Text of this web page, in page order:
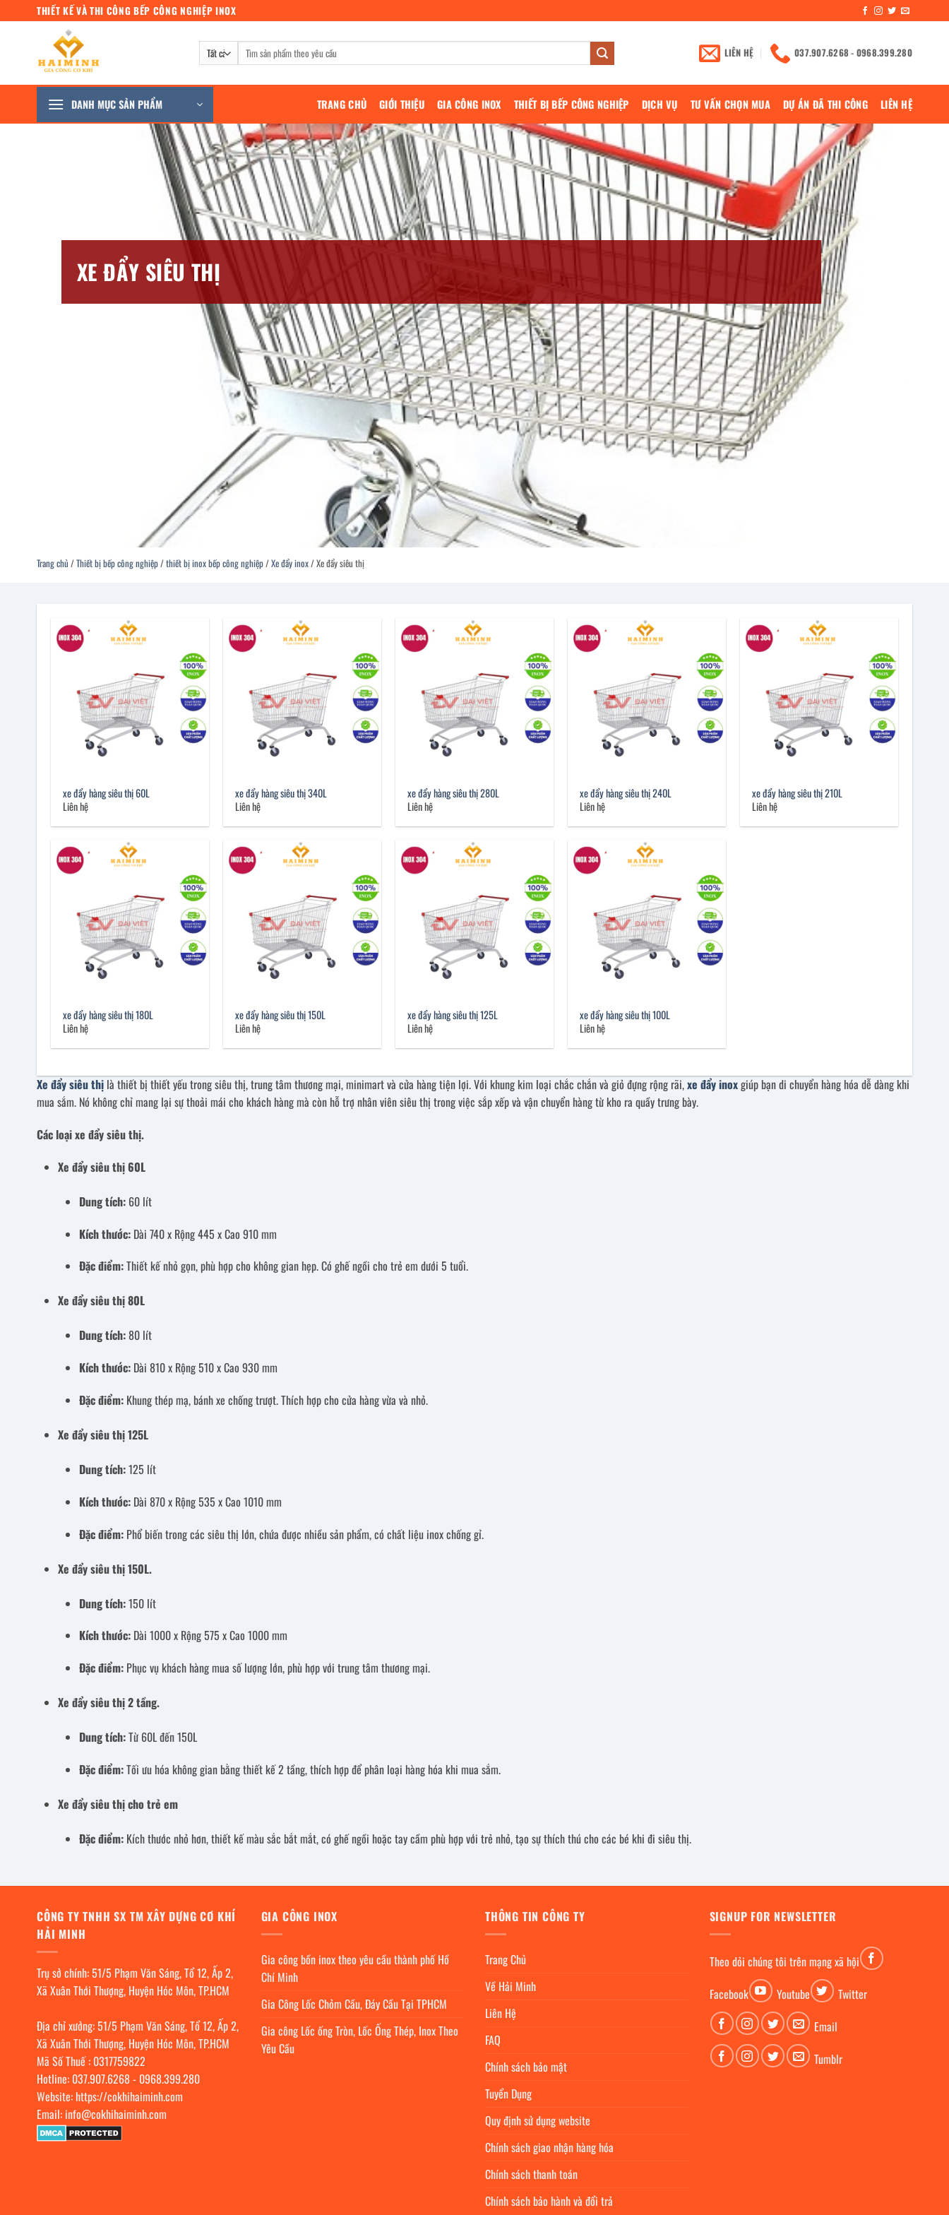
qua
THIẾT KẾ VÀ THI CÔNG BẾP CÔNG NGHIỆP INOX
Tìm
kiếm:
LIÊN HỆ 037.907.6268 - 0968.399.280
DANH MỤC SẢN PHẨM TRANG CHỦ GIỚI THIỆU GIA CÔNG INOX THIẾT BỊ BẾP CÔNG NGHIỆP DỊCH VỤ TƯ VẤN CHỌN MUA DỰ ÁN ĐÃ THI CÔNG LIÊN HỆ
XE ĐẨY SIÊU THỊ
Trang chủ /Thiết bị bếp công nghiệp/thiết bị inox bếp công nghiệp/Xe đẩy inox/Xe đẩy siêu thị
xe đẩy hàng siêu thị 60L
Liên hệ
xe đẩy hàng siêu thị 340L
Liên hệ
xe đẩy hàng siêu thị 280L
Liên hệ
xe đẩy hàng siêu thị 240L
Liên hệ
xe đẩy hàng siêu thị 210L
Liên hệ
xe đẩy hàng siêu thị 180L
Liên hệ
xe đẩy hàng siêu thị 150L
Liên hệ
xe đẩy hàng siêu thị 125L
Liên hệ
xe đẩy hàng siêu thị 100L
Liên hệ
Xe đẩy siêu thị là thiết bị thiết yếu trong siêu thị, trung tâm thương mại, minimart và cửa hàng tiện lợi. Với khung kim loại chắc chắn và giỏ đựng rộng rãi,xe đẩy inoxgiúp bạn di chuyển hàng hóa dễ dàng khi
mua sắm. Nó không chỉ mang lại sự thoải mái cho khách hàng mà còn hỗ trợ nhân viên siêu thị trong việc sắp xếp và vận chuyển hàng từ kho ra quầy trưng bày.
Các loại xe đẩy siêu thị.
Xe đẩy siêu thị 60L
Dung tích: 60 lít
Kích thước: Dài 740 x Rộng 445 x Cao 910 mm
Đặc điểm:Thiết kế nhỏ gọn, phù hợp cho không gian hẹp. Có ghế ngồi cho trẻ em dưới 5 tuổi.
Xe đẩy siêu thị 80L
Dung tích:80 lít
Kích thước: Dài 810 x Rộng 510 x Cao 930 mm
Đặc điểm: Khung thép mạ, bánh xe chống trượt. Thích hợp cho cửa hàng vừa và nhỏ.
Xe đẩy siêu thị 125L
Dung tích:125 lít
Kích thước: Dài 870 x Rộng 535 x Cao 1010 mm
Đặc điểm: Phổ biến trong các siêu thị lớn, chứa được nhiều sản phẩm, có chất liệu inox chống gỉ.
Xe đẩy siêu thị 150L.
Dung tích:150 lít
Kích thước: Dài 1000 x Rộng 575 x Cao 1000 mm
Đặc điểm: Phục vụ khách hàng mua số lượng lớn, phù hợp với trung tâm thương mại.
Xe đẩy siêu thị 2 tầng.
Dung tích:Từ 60L đến 150L
Đặc điểm:Tối ưu hóa không gian bằng thiết kế 2 tầng, thích hợp để phân loại hàng hóa khi mua sắm.
Xe đẩy siêu thị cho trẻ em
Đặc điểm: Kích thước nhỏ hơn, thiết kế màu sắc bắt mắt, có ghế ngồi hoặc tay cầm phù hợp với trẻ nhỏ, tạo sự thích thú cho các bé khi đi siêu thị.
CÔNG TY TNHH SX TM XÂY DỰNG CƠ KHÍ
HẢI MINH
Trụ sở chính: 51/5 Phạm Văn Sáng, Tổ 12, Ấp 2,
Xã Xuân Thới Thượng, Huyện Hóc Môn, TP.HCM
Địa chỉ xưởng: 51/5 Phạm Văn Sáng, Tổ 12, Ấp 2,
Xã Xuân Thới Thượng, Huyện Hóc Môn, TP.HCM
Mã Số Thuế : 0317759822
Hotline: 037.907.6268- 0968.399.280
Website: https://cokhihaiminh.com
Email: info@cokhihaiminh.com
GIA CÔNG INOX
Gia công bồn inox theo yêu cầu thành phố Hồ
Chí Minh
Gia Công Lốc Chỏm Cầu, Đáy Cầu Tại TPHCM
Gia công Lốc ống Tròn, Lốc Ống Thép, Inox Theo
Yêu Cầu
THÔNG TIN CÔNG TY
Trang Chủ
Về Hải Minh
Liên Hệ
FAQ
Chính sách bảo mật
Tuyển Dụng
Quy định sử dụng website
Chính sách giao nhận hàng hóa
Chính sách thanh toán
Chính sách bảo hành và đổi trả
SIGNUP FOR NEWSLETTER
Theo dỏi chúng tôi trên mạng xã hội
Facebook
Youtube
Twitter
Email
Tumblr